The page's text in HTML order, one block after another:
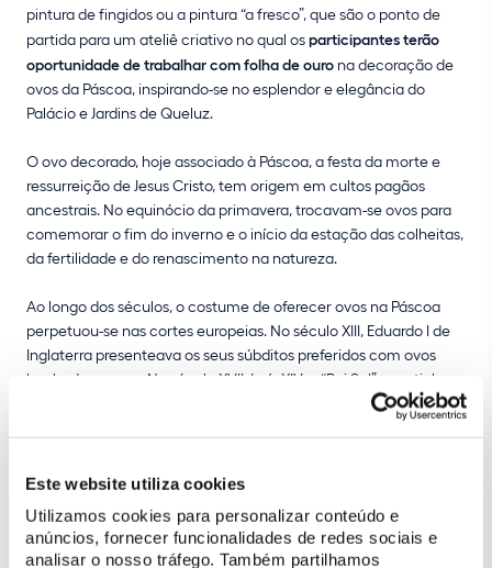
Este website utiliza cookies
Utilizamos cookies para personalizar conteúdo e
anúncios, fornecer funcionalidades de redes sociais e
analisar o nosso tráfego. Também partilhamos
pintura de fingidos ou a pintura “a fresco”, que são o ponto de
partida para um ateliê criativo no qual osparticipantes terão
oportunidade de trabalhar com folha de ouro na decoração de
ovos da Páscoa, inspirando-se no esplendor e elegância do
Palácio e Jardins de Queluz.
O ovo decorado, hoje associado à Páscoa, a festa da morte e
ressurreição de Jesus Cristo, tem origem em cultos pagãos
ancestrais. No equinócio da primavera, trocavam-se ovos para
comemorar o fim do inverno e o início da estação das colheitas,
da fertilidade e do renascimento na natureza.
Ao longo dos séculos, o costume de oferecer ovos na Páscoa
perpetuou-se nas cortes europeias. No século XIII, Eduardo I de
Inglaterra presenteava os seus súbditos preferidos com ovos
banhados a ouro. No século XVII, Luís XIV, o “Rei Sol”, mantinha
esta tradição pascal e oferecia ovos pintados e decorados.
de chocolate, mas, no Palácio Nacional de Queluz, é possível
para surpreender os convidados na Páscoa, como faziam os
monarcas de outrora